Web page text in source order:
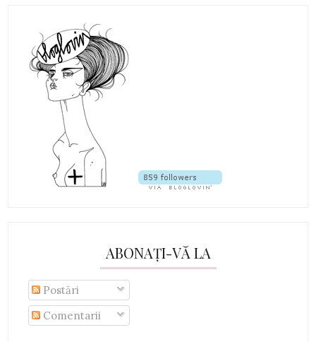
ABONAȚI-VĂ LA
Postări
Comentarii